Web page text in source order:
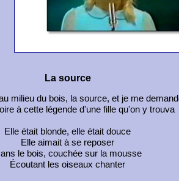
La source
milieu du bois, la source, et je me
à cette légende d'une fille qu'on y trouva
Elle était blonde, elle était douce
Elle aimait à se reposer
le bois, couchée sur la mousse
Écoutant les oiseaux chanter